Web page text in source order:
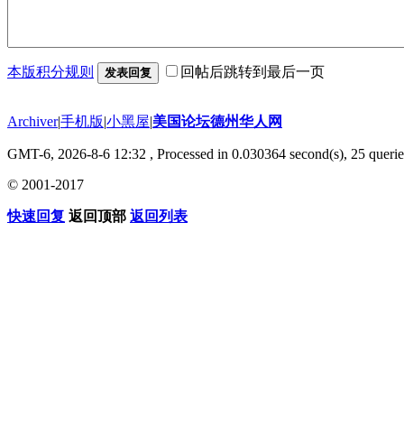
本版积分规则 发表回复 回帖后跳转到最后一页
Archiver|手机版|小黑屋|美国论坛德州华人网
GMT-6, 2026-8-6 12:32 , Processed in 0.030364 second(s), 25
© 2001-2017
快速回复 返回顶部 返回列表